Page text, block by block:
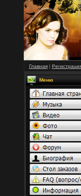
Главная |
Меню